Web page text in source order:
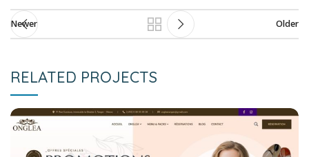
Newer Older
RELATED PROJECTS